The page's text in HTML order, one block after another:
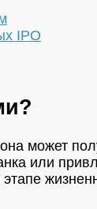
IPO
может
или